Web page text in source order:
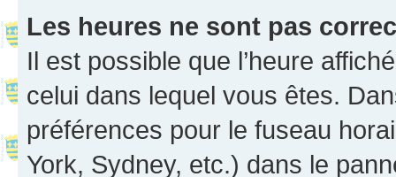
Les heures ne sont pas
Il est possible que l’heure
celui dans lequel vous êtes.
préférences pour le fuseau
York, Sydney, etc.) dans le